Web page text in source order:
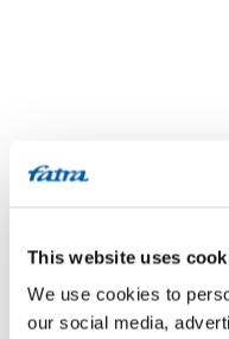
This website uses
We use cookies to
our social media,